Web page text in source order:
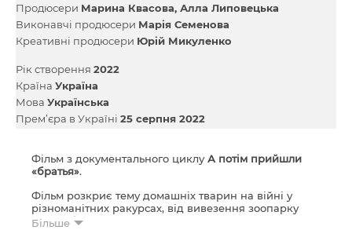
Продюсери Марина Квасова Алла Липовецька
Виконавчі продюсери Марія Семенова
Креативні продюсери Юрій Микуленко
Рік створення 2022
Країна Україна
Мова Українська
Прем’єра в Україні 25 серпня 2022
Фільм з документального циклуА потім прийшли
«братья».
Фільм розкриє тему домашніх тварин на війні у
різноманітних ракурсах, від вивезення зоопарку
з зони бойових дій до Котопапи – рятівника котів.
Більше